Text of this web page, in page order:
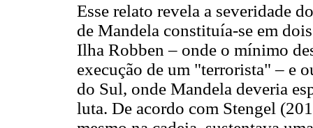
Esse relato revela a severidade
de Mandela constituía-se em
Ilha Robben – onde o mínimo
execução de um "terrorista" – e
do Sul, onde Mandela deveria
luta. De acordo com Stengel